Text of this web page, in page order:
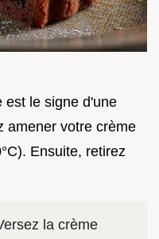
est le signe d'une
amener votre crème
Ensuite, retirez
la crème